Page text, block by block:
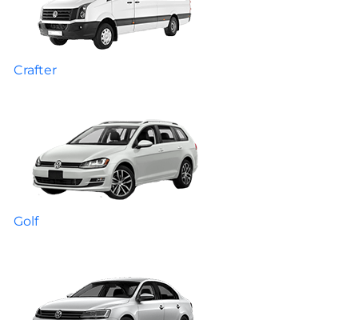
Crafter
Golf